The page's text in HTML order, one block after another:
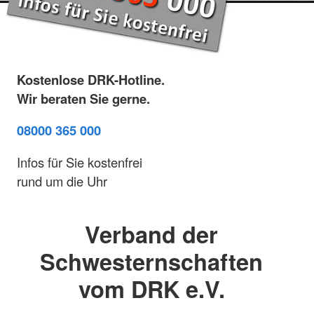
Kostenlose DRK-Hotline.
Wir beraten Sie gerne.
08000 365 000
Infos für Sie kostenfrei
rund um die Uhr
Verband der
Schwesternschaften
vom DRK e.V.